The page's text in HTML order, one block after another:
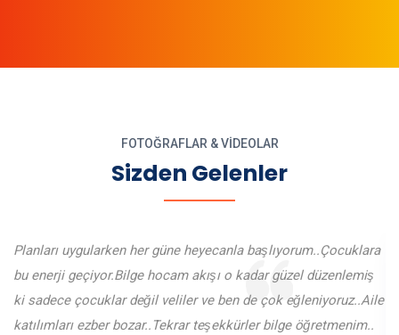
FOTOĞRAFLAR & VIDEOLAR
Sizden Gelenler
Planları uygularken her güne heyecanla başlıyorum..Çocuklara
bu enerji geçiyor.Bilge hocam akışı o kadar güzel düzenlemiş
ki sadece çocuklar değil veliler ve ben de çok eğleniyoruz..Aile
katılımları ezber bozar..Tekrar teşekkürler bilge öğretmenim..